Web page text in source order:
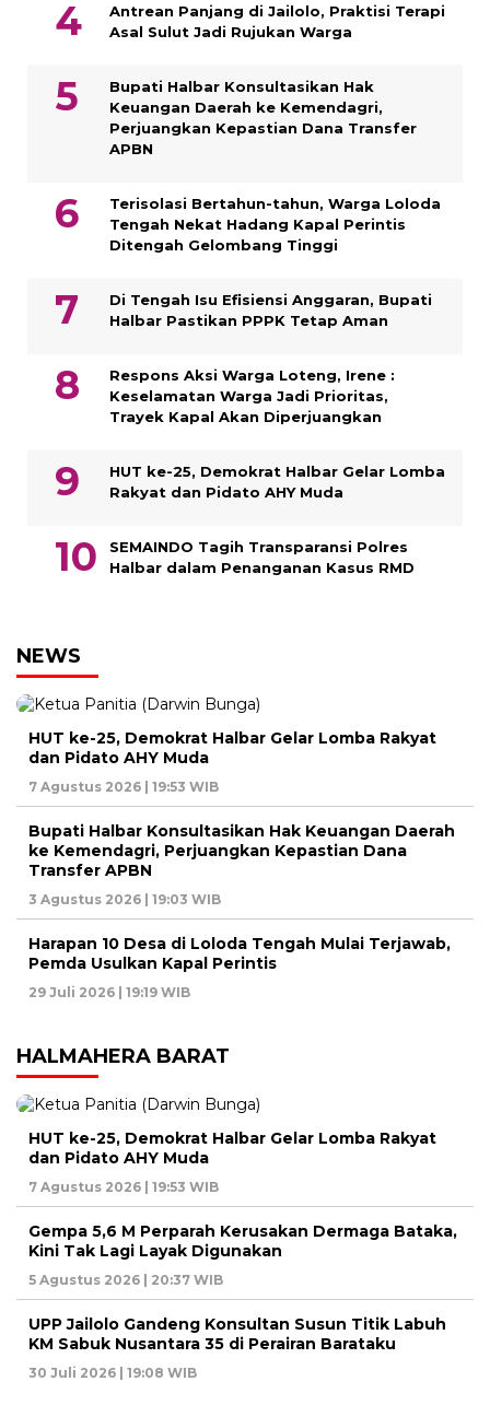
Antrean Panjang di Jailolo, Praktisi Terapi
Asal Sulut Jadi Rujukan Warga
Bupati Halbar Konsultasikan Hak
Keuangan Daerah ke Kemendagri,
Perjuangkan Kepastian Dana Transfer
APBN
Terisolasi Bertahun-tahun, Warga Loloda
Tengah Nekat Hadang Kapal Perintis
Ditengah Gelombang Tinggi
Di Tengah Isu Efisiensi Anggaran, Bupati
Halbar Pastikan PPPK Tetap Aman
Respons Aksi Warga Loteng, Irene :
Keselamatan Warga Jadi Prioritas,
Trayek Kapal Akan Diperjuangkan
HUT ke-25, Demokrat Halbar Gelar Lomba
Rakyat dan Pidato AHY Muda
SEMAINDO Tagih Transparansi Polres
Halbar dalam Penanganan Kasus RMD
NEWS
HUT ke-25, Demokrat Halbar Gelar Lomba Rakyat
dan Pidato AHY Muda
7 Agustus 2026 | 19:53 WIB
Bupati Halbar Konsultasikan Hak Keuangan Daerah
ke Kemendagri, Perjuangkan Kepastian Dana
Transfer APBN
3 Agustus 2026 | 19:03 WIB
Harapan 10 Desa di Loloda Tengah Mulai Terjawab,
Pemda Usulkan Kapal Perintis
29 Juli 2026 | 19:19 WIB
HALMAHERA BARAT
HUT ke-25, Demokrat Halbar Gelar Lomba Rakyat
dan Pidato AHY Muda
7 Agustus 2026 | 19:53 WIB
Gempa 5,6 M Perparah Kerusakan Dermaga Bataka,
Kini Tak Lagi Layak Digunakan
5 Agustus 2026 | 20:37 WIB
UPP Jailolo Gandeng Konsultan Susun Titik Labuh
KM Sabuk Nusantara 35 di Perairan Barataku
30 Juli 2026 | 19:08 WIB